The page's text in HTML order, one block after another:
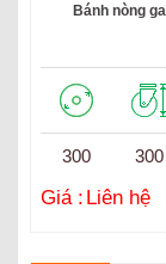
Bánh nòng
300 300
Giá : Liên hệ